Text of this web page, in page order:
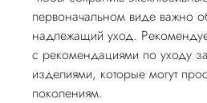
первоначальном виде важно
надлежащий уход.
с рекомендациями по уходу
изделиями, которые могут
поколениям.